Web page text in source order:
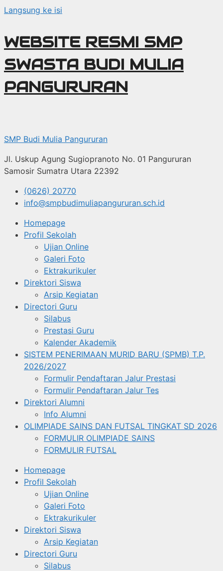
Langsung ke isi
WEBSITE RESMI SMP
SWASTA BUDI MULIA
PANGURURAN
SMP Budi Mulia Pangururan
Jl. Uskup Agung Sugiopranoto No. 01 Pangururan
Samosir Sumatra Utara 22392
(0626) 20770
info@smpbudimuliapangururan.sch.id
Homepage
Profil Sekolah
Ujian Online
Galeri Foto
Ektrakurikuler
Direktori Siswa
Arsip Kegiatan
Directori Guru
Silabus
Prestasi Guru
Kalender Akademik
SISTEM PENERIMAAN MURID BARU (SPMB) T.P.
2026/2027
Formulir Pendaftaran Jalur Prestasi
Formulir Pendaftaran Jalur Tes
Direktori Alumni
Info Alumni
OLIMPIADE SAINS DAN FUTSAL TINGKAT SD 2026
FORMULIR OLIMPIADE SAINS
FORMULIR FUTSAL
Homepage
Profil Sekolah
Ujian Online
Galeri Foto
Ektrakurikuler
Direktori Siswa
Arsip Kegiatan
Directori Guru
Silabus